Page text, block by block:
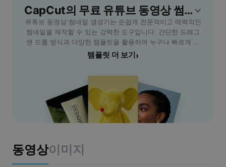
CapCut Pad
CapCut 모바일
동영상 스튜디오
AI 동영상 생성기
AI 이미지 생성기
Dreamina Seedance 2.5
Nano Banana Pro
동영상 에디터 및 생성기
이미지 에디터 및 생성기
음성 생성기 및 에디터
사용 사례
마케팅
더 보기
효과 템플릿
이니셔티브
제휴 사용자
크리에이티브 파트너 프로그램
CapCut 크리에이티브 캠퍼스
보안 센터
CapCut의 무료 유튜브 동영상 썸네일 생성기 템플릿
유튜브 동영상 썸네일 생성기는 손쉽게 전문적이고 매력적인
썸네일을 제작할 수 있는 강력한 도구입니다. 간단한 드래그
앤 드롭 방식과 다양한 템플릿을 활용하여 누구나 빠르게 원
하는 스타일의 썸네일을 완성할 수 있습니다. 이 생성기는 이
브 채널 운영자, 콘텐츠 크리에이터, 마케팅 담당자 등 썸네일
제작이 필요한 모든 사용자에게 적합하며, 클릭률을 높이고
조회수를 향상시키는 데 큰 도움을 줍니다. 초보자도 쉽게 사
용할 수 있으니, 효과적인 유튜브 동영상 썸네일을 원하는 분
들에게 꼭 필요한 최적의 솔루션입니다. 지금 CapCut - AI
템플릿 더 보기 ›
동영상이미지